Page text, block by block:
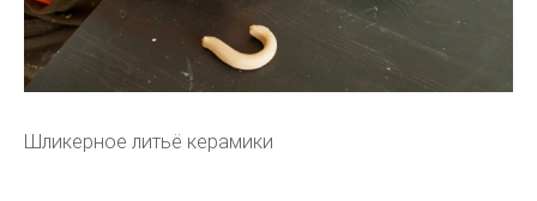
Шликерное литьё керамики